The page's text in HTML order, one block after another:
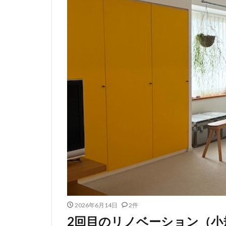
2026年6月14日 2件
2回目のリノベーション（小